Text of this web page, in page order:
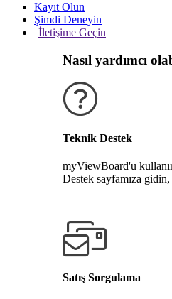
Kayıt Olun
Şimdi Deneyin
İletişime Geçin
Nasıl yardımcı
Teknik Destek
myViewBoard'u
Destek sayfamıza gidin,
Satış Sorgulama